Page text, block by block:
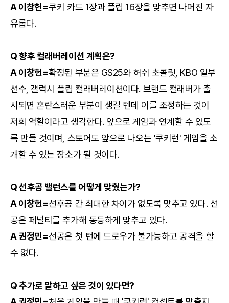
A 이창헌=쿠키 카드 1장과 플립 16장을 맞추면 나머진 자
유롭다.
Q 향후 컬래버레이션 계획은?
A 이창헌=확정된 부분은 GS25와 허쉬 초콜릿, KBO 일부
선수, 갤럭시 플립 컬래버레이션이다. 브랜드 컬래버가 출
시되면 혼란스러운 부분이 생길 텐데 이를 조정하는 것이
저희 역할이라고 생각한다. 앞으로 게임과 연계할 수 있도
록 만들 것이며, 스토어도 앞으로 나오는 '쿠키런' 게임을 소
개할 수 있는 장소가 될 것이다.
Q 선후공 밸런스를 어떻게 맞췄는가?
A 이창헌=선후공 간 최대한 차이가 없도록 맞추고 있다. 선
공은 페널티를 추가해 동등하게 맞추고 있다.
A 권정민=선공은 첫 턴에 드로우가 불가능하고 공격을 할
수 없다.
Q 추가로 말하고 싶은 것이 있다면?